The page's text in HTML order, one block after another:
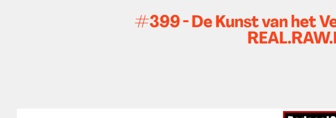
#399 - De Kunst van het